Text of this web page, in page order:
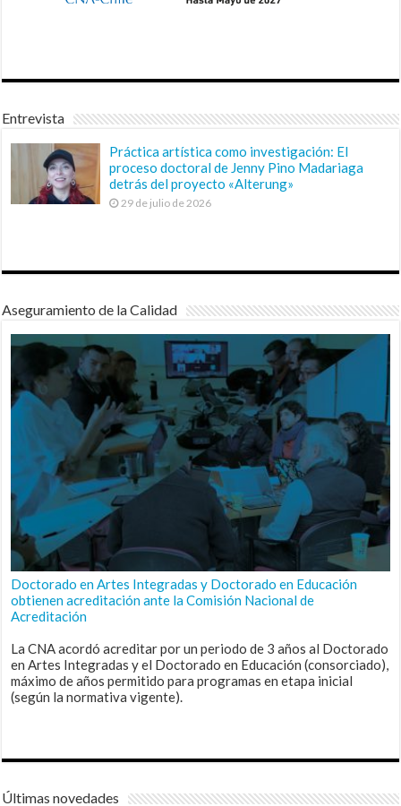
Entrevista
Práctica artística como investigación: El
proceso doctoral de Jenny Pino Madariaga
detrás del proyecto «Alterung»
29 de julio de 2026
Aseguramiento de la Calidad
Doctorado en Artes Integradas y Doctorado en Educación
obtienen acreditación ante la Comisión Nacional de
Acreditación
La CNA acordó acreditar por un periodo de 3 años al Doctorado
en Artes Integradas y el Doctorado en Educación (consorciado),
máximo de años permitido para programas en etapa inicial
(según la normativa vigente).
Últimas novedades